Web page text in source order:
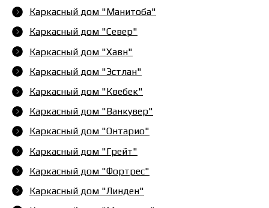
Каркасный дом "Манитоба"
Каркасный дом "Север"
Каркасный дом "Хавн"
Каркасный дом "Эстлан"
Каркасный дом "Квебек"
Каркасный дом "Ванкувер"
Каркасный дом "Онтарио"
Каркасный дом "Грейт"
Каркасный дом "Фортрес"
Каркасный дом "Линден"